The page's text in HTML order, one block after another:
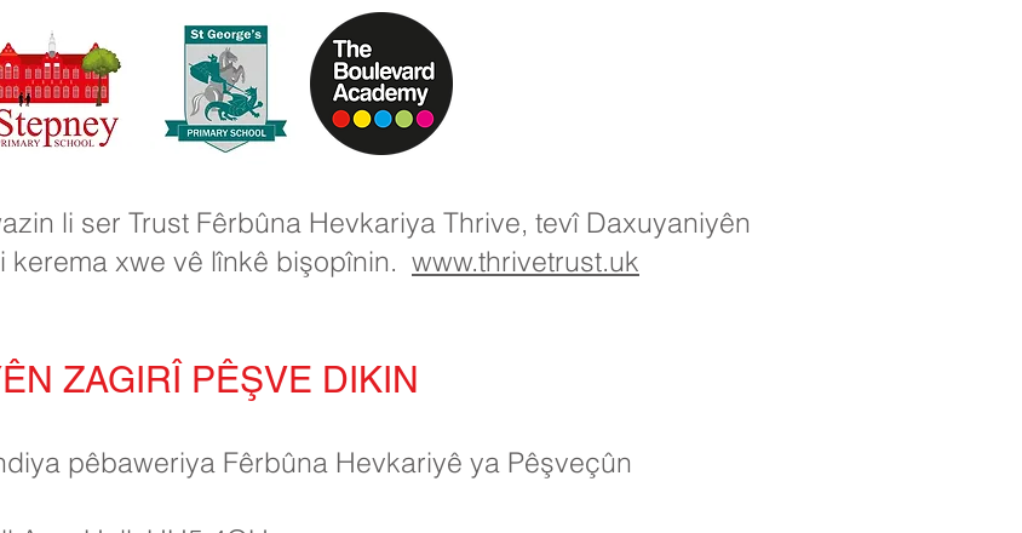
li ser Trust Fêrbûna Hevkariya Thrive, tevî Daxuyaniyên
kerema xwe vê lînkê bişopînin. www.thrivetrust.uk
ZAGIRÎ PÊŞVE DIKIN
pêbaweriya Fêrbûna Hevkariyê ya Pêşveçûn